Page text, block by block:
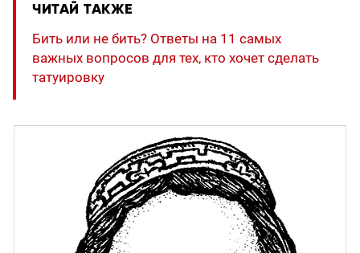
ЧИТАЙ ТАКЖЕ
Бить или не бить? Ответы на 11 caмых
важных вопросов для тех, кто хочет сделать
татуировку